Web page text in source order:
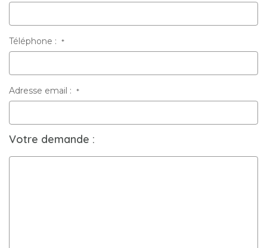
Téléphone : *
Adresse email : *
Votre demande :